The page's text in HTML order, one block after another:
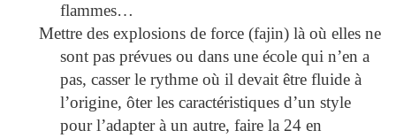
flammes…
Mettre des explosions de force (fajin) là où elles ne
sont pas prévues ou dans une école qui n’en a
pas, casser le rythme où il devait être fluide à
l’origine, ôter les caractéristiques d’un style
pour l’adapter à un autre, faire la 24 en